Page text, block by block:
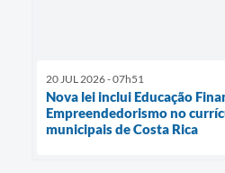
20 JUL 2026 - 07h51
Nova lei inclui Educação
Empreendedorismo no
municipais de Costa Rica